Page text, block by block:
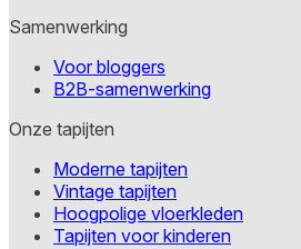
Samenwerking
Voor bloggers
B2B-samenwerking
Onze tapijten
Moderne tapijten
Vintage tapijten
Hoogpolige vloerkleden
Tapijten voor kinderen